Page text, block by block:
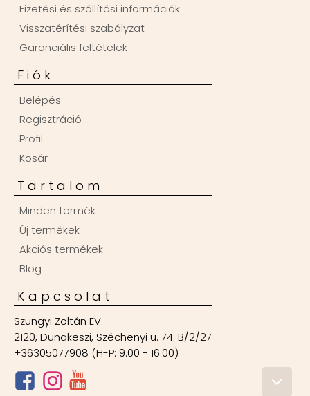
Fizetési és szállítási információk
Visszatérítési szabályzat
Garanciális feltételek
Fiók
Belépés
Regisztráció
Profil
Kosár
Tartalom
Minden termék
Új termékek
Akciós termékek
Blog
Kapcsolat
Szungyi Zoltán EV.
2120, Dunakeszi, Széchenyi u. 74. B/2/27
+36305077908 (H-P: 9.00 - 16.00)